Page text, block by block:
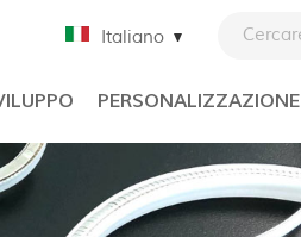
Italiano
PERSONALIZZAZIONE